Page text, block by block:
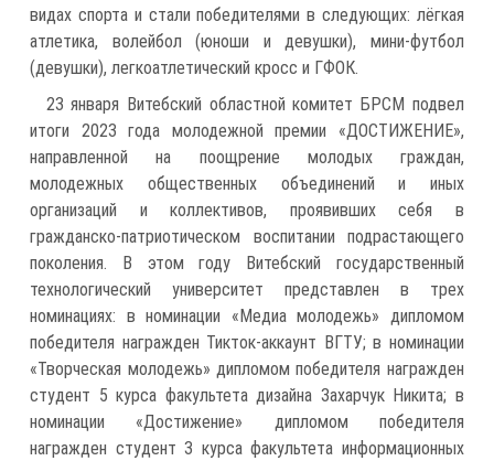
видах спорта и стали победителями в следующих: лёгкая
атлетика, волейбол (юноши и девушки), мини-футбол
(девушки), легкоатлетический кросс и ГФОК.
23 января Витебский областной комитет БРСМ подвел
итоги 2023 года молодежной премии «ДОСТИЖЕНИЕ»,
направленной на поощрение молодых граждан,
молодежных общественных объединений и иных
организаций и коллективов, проявивших себя в
гражданско-патриотическом воспитании подрастающего
поколения. В этом году Витебский государственный
технологический университет представлен в трех
номинациях: в номинации «Медиа молодежь» дипломом
победителя награжден Тикток-аккаунт ВГТУ; в номинации
«Творческая молодежь» дипломом победителя награжден
студент 5 курса факультета дизайна Захарчук Никита; в
номинации «Достижение» дипломом победителя
награжден студент 3 курса факультета информационных